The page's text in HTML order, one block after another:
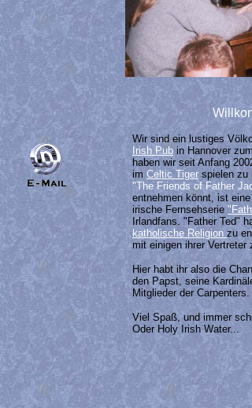
Wir sind ein lustiges
Irish Pub in Hannover
haben wir seit Anfang
im Celtic Tiger spielen zu
"The Friends of Father
entnehmen könnt, ist
irische Fernsehserie
Irlandfans. "Father Ted"
katholische Religion zu
mit einigen ihrer Vertreter
Hier habt ihr also die
den Papst, seine
Mitglieder der Carpenters.
Viel Spaß, und immer
Oder Holy Irish Water...